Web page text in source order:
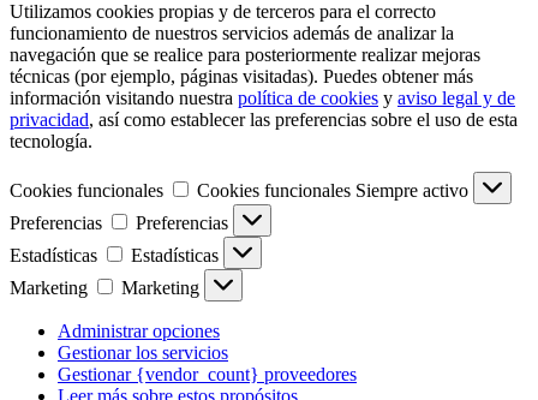
Utilizamos cookies propias y de terceros para el correcto
funcionamiento de nuestros servicios además de analizar la
navegación que se realice para posteriormente realizar mejoras
técnicas (por ejemplo, páginas visitadas). Puedes obtener más
información visitando nuestra política de cookies y aviso legal y de
privacidad, así como establecer las preferencias sobre el uso de esta
tecnología.
Cookies funcionales Cookies funcionales Siempre activo
Preferencias
Preferencias
Estadísticas
Estadísticas
Marketing
Marketing
Administrar opciones
Gestionar los servicios
Gestionar {vendor_count} proveedores